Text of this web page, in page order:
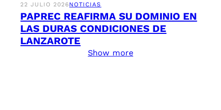
22 JULIO 2026NOTICIAS
PAPREC REAFIRMA SU DOMINIO EN
LAS DURAS CONDICIONES DE
LANZAROTE
Show more